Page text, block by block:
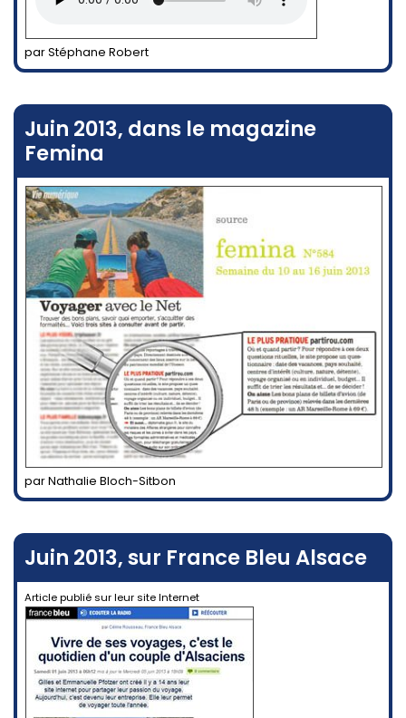
par Stéphane Robert
Juin 2013, dans le magazine
Femina
par Nathalie Bloch-Sitbon
Juin 2013, sur France Bleu Alsace
Article publié sur leur site Internet